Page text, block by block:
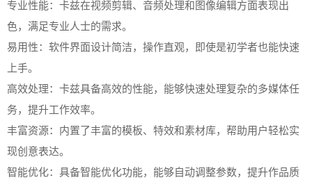
专业性能：卡兹在视频剪辑、音频处理和图像编辑方面表现出
色，满足专业人士的需求。
易用性：软件界面设计简洁，操作直观，即使是初学者也能快速
上手。
高效处理：卡兹具备高效的性能，能够快速处理复杂的多媒体任
务，提升工作效率。
丰富资源：内置了丰富的模板、特效和素材库，帮助用户轻松实
现创意表达。
智能优化：具备智能优化功能，能够自动调整参数，提升作品质